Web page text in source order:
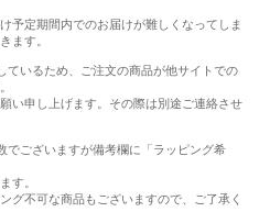
予定期間内でのお届けが難しくなってしま
ます。
ているため、ご注文の商品が他サイトでの
い申し上げます。その際は別途ご連絡させ
でございますが備考欄に「ラッピング希
す。
グ不可な商品もございますので、ご了承く